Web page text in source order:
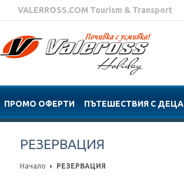
VALERROSS.COM Tourism & Transport
ПРОМО ОФЕРТИ ПЪТЕШЕСТВИЯ С ДЕЦА
РЕЗЕРВАЦИЯ
Начало РЕЗЕРВАЦИЯ